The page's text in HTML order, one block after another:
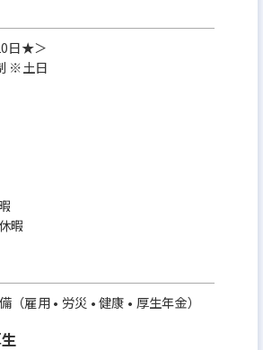
日★＞
※土日
暇
（雇用 • 労災 • 健康 • 厚生年金）